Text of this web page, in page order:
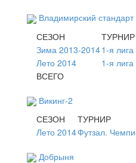
Владимирский стандарт
СЕЗОН
ТУРНИР
Зима 2013-20141-я лига
Лето 2014
1-я лига
ВСЕГО
Викинг-2
СЕЗОН
ТУРНИР
Лето 2014Футзал.
Добрыня